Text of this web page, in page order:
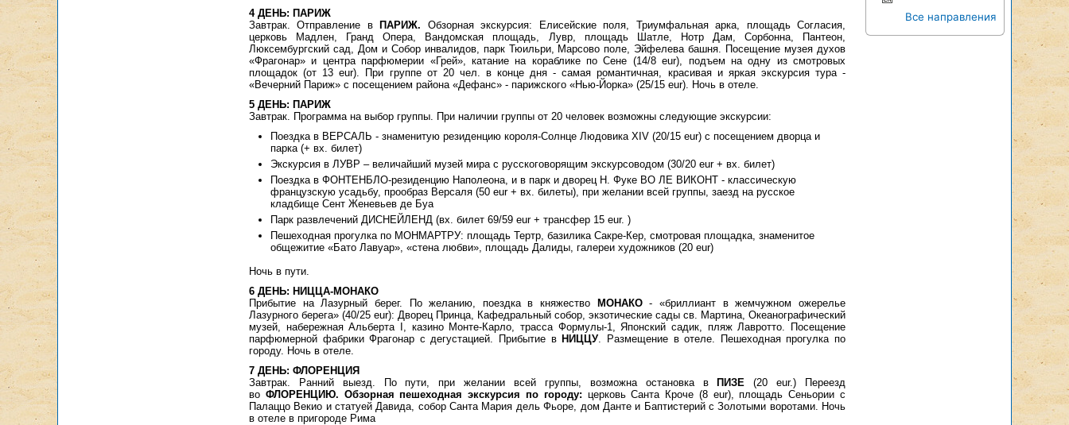
4 ДЕНЬ: ПАРИЖ
Завтрак. Отправление в
ПАРИЖ. Обзорная экскурсия: Елисейские поля, Триумфальная арка, площадь Согласия,
церковь Мадлен, Гранд Опера, Вандомская площадь, Лувр, площадь Шатле, Нотр Дам, Сорбонна, Пантеон,
Люксембургский сад, Дом и Собор инвалидов, парк Тюильри, Марсово поле, Эйфелева башня. Посещение музея духов
«Фрагонар» и центра парфюмерии «Грей», катание на кораблике по Сене (14/8 eur), подъем на одну из смотровых
площадок (от 13 eur). При группе от 20 чел. в конце дня - самая романтичная, красивая и яркая экскурсия тура -
«Вечерний Париж» с посещением района «Дефанс» - парижского «Нью-Йорка» (25/15 eur). Ночь в отеле.
5 ДЕНЬ: ПАРИЖ
Завтрак. Программа на выбор группы. При наличии группы от 20 человек возможны следующие экскурсии:
Поездка в ВЕРСАЛЬ - знаменитую резиденцию короля-Солнце Людовика XIV (20/15 eur) с посещением дворца и
парка (+ вх. билет)
Экскурсия в ЛУВР – величайший музей мира с русскоговорящим экскурсоводом (30/20 eur + вх. билет)
Поездка в ФОНТЕНБЛО-резиденцию Наполеона, и в парк и дворец Н. Фуке ВО ЛЕ ВИКОНТ - классическую
французскую усадьбу, прообраз Версаля (50 eur + вх. билеты), при желании всей группы, заезд на русское
кладбище Сент Женевьев де Буа
Парк развлечений ДИСНЕЙЛЕНД (вх. билет 69/59 eur + трансфер 15 eur. )
Пешеходная прогулка по МОНМАРТРУ: площадь Тертр, базилика Сакре-Кер, смотровая площадка, знаменитое
общежитие «Бато Лавуар», «стена любви», площадь Далиды, галереи художников (20 eur)
Ночь в пути.
6 ДЕНЬ: НИЦЦА-МОНАКО
Прибытие на Лазурный берег. По желанию, поездка в княжество
МОНАКО- «бриллиант в жемчужном ожерелье
Лазурного берега» (40/25 eur): Дворец Принца, Кафедральный собор, экзотические сады св. Мартина, Океанографический
музей, набережная Альберта I, казино Монте-Карло, трасса Формулы-1, Японский садик, пляж Лавротто. Посещение
парфюмерной фабрики Фрагонар с дегустацией. Прибытие в НИЦЦУ. Размещение в отеле. Пешеходная прогулка по
городу. Ночь в отеле.
7 ДЕНЬ: ФЛОРЕНЦИЯ
Завтрак. Ранний выезд. По пути, при желании всей группы, возможна остановка в
ПИЗЕ (20 eur.) Переезд
во ФЛОРЕНЦИЮ. Обзорная пешеходная экскурсия по городу: церковь Санта Кроче (8 eur), площадь Сеньории с
Палаццо Векио и статуей Давида, собор Санта Мария дель Фьоре, дом Данте и Баптистерий с Золотыми воротами. Ночь
в отеле в пригороде Рима
Все направления